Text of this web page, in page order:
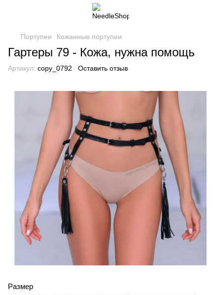
Портупеи Кожанные портупеи
Гартеры 79 - Кожа, нужна помощь
Артикул: copy_0792 Оставить отзыв
Размер